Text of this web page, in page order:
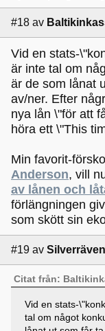
#18 av
Vid en stats-
är inte tal om
är de som lånat
av/ner. Efter
nya lån \"för att
höra ett \"This
Min favorit-
Anderson, vill
av lånen och
förlängningen
som skött sin
#19 av Silverräven
Citat från:
Vid en stats-
tal om något